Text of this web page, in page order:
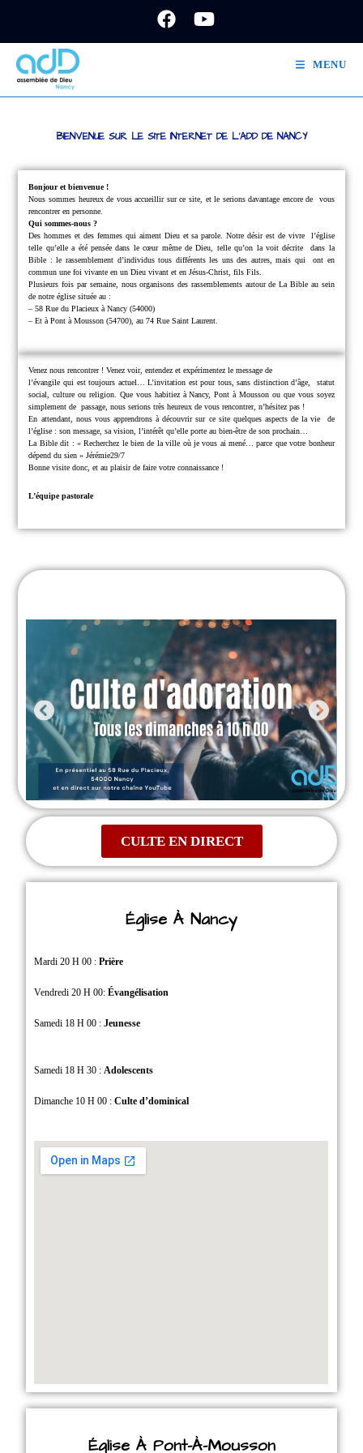
MENU
BIENVENUE SUR LE SITE INTERNET DE L'ADD DE NANCY
Bonjour et bienvenue !
Nous sommes heureux de vous accueillir sur ce site, et le serions davantage encore de vous
rencontrer en personne.
Qui sommes-nous ?
Des hommes et des femmes qui aiment Dieu et sa parole.Notre désir est de vivre l’église
telle qu’elle a été pensée dans le cœur même de Dieu, telle qu’on la voit décritedans la
Bible : le rassemblement d’individus tous différents les uns des autres, mais quiont en
commun une foi vivante en un Dieu vivant et en Jésus-Christ, fils Fils.
Plusieurs fois par semaine, nous organisons des rassemblements autour de La Bible au sein
de notre église située au :
– 58 Rue du Placieux à Nancy (54000)
– Et à Pont à Mousson (54700), au 74 Rue Saint Laurent.
Venez nous rencontrer !Venez voir, entendez et expérimentez le message de
l’évangile qui est toujours actuel… L’invitation est pour tous, sans distinction d’âge, statut
social, culture ou religion. Que vous habitiez à Nancy, Pont à Mousson ou que vous soyez
simplement depassage, nous serions très heureux de vous rencontrer, n’hésitez pas !
En attendant, nous vous apprendrons à découvrir sur ce site quelques aspects de la vie de
l’église : son message, sa vision, l’intérêt qu’elle porte au bien-être de son prochain…
La Bible dit : « Recherchez le bien de la ville où je vous ai mené… parce quevotre bonheur
dépend du sien » Jérémie29/7
Bonne visite donc, et au plaisir de faire votre connaissance !
L’équipe pastorale
CULTE EN DIRECT
Église À Nancy
Mardi 20 H 00 :Prière
Vendredi 20 H 00: Évangélisation
Samedi 18 H 00 :Jeunesse
Samedi 18 H 30 :Adolescents
Dimanche 10 H 00 :Culte d’dominical
Église À Pont-À-Mousson